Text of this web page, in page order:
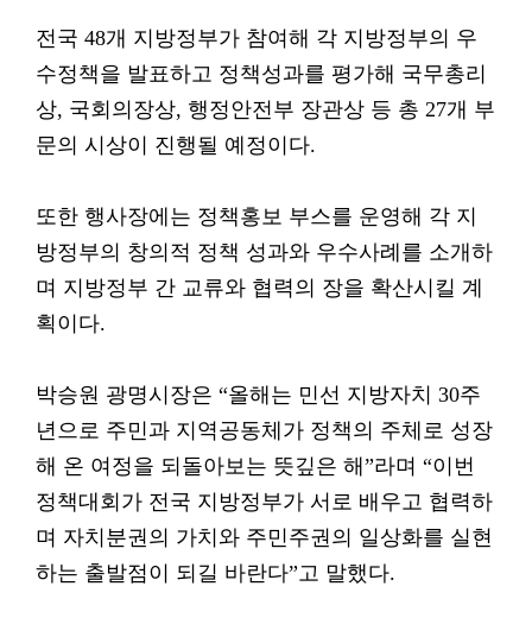
전국 48개 지방정부가 참여해 각 지방정부의 우
수정책을 발표하고 정책성과를 평가해 국무총리
상, 국회의장상, 행정안전부 장관상 등 총 27개 부
문의 시상이 진행될 예정이다.
또한 행사장에는 정책홍보 부스를 운영해 각 지
방정부의 창의적 정책 성과와 우수사례를 소개하
며 지방정부 간 교류와 협력의 장을 확산시킬 계
획이다.
박승원 광명시장은 “올해는 민선 지방자치 30주
년으로 주민과 지역공동체가 정책의 주체로 성장
해 온 여정을 되돌아보는 뜻깊은 해”라며 “이번
정책대회가 전국 지방정부가 서로 배우고 협력하
며 자치분권의 가치와 주민주권의 일상화를 실현
하는 출발점이 되길 바란다”고 말했다.